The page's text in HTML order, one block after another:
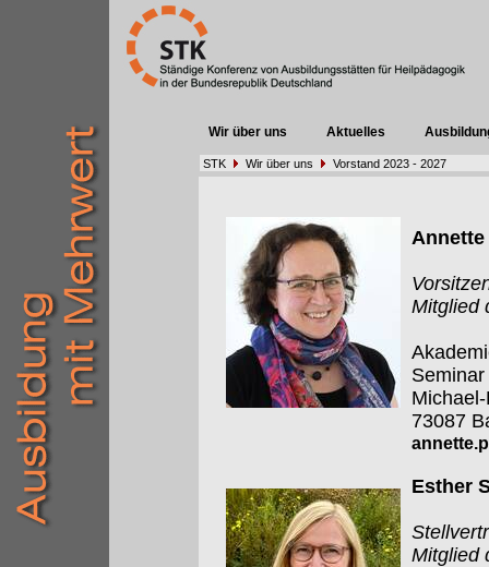
Wir über uns Aktuelles
STK Wir über uns Vorstand 2023 - 2027
Mitglied
Seminar
73087
Esther
Mitglied